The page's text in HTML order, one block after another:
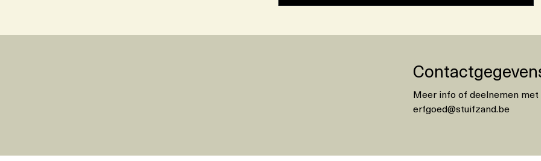
Meer info of deelnemen
erfgoed@stuifzand.be